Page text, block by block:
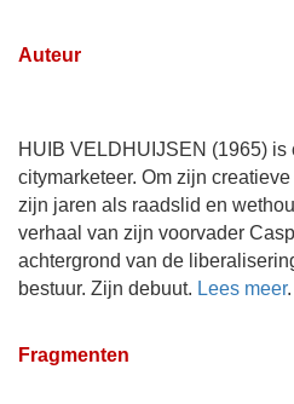
Auteur
HUIB VELDHUIJSEN (1965)
citymarketeer. Om zijn
zijn jaren als raadslid en
verhaal van zijn voorvader
achtergrond van de
bestuur. Zijn debuut. Lees meer.
Fragmenten